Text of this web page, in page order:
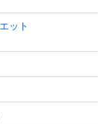
せっかく頂いた問
質問からはしない
ット